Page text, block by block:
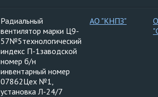
Радиальный
вентилятор марки Ц9-
57№5технологический
индекс П-1заводской
номер б/н
инвентарный номер
07862Цех №1,
установка Л-24/7
АО "КНПЗ"